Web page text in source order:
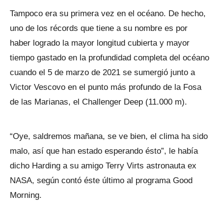
Tampoco era su primera vez en el océano. De hecho,
uno de los récords que tiene a su nombre es por
haber logrado la mayor longitud cubierta y mayor
tiempo gastado en la profundidad completa del océano
cuando el 5 de marzo de 2021 se sumergió junto a
Victor Vescovo en el punto más profundo de la Fosa
de las Marianas, el Challenger Deep (11.000 m).
“Oye, saldremos mañana, se ve bien, el clima ha sido
malo, así que han estado esperando ésto”, le había
dicho Harding a su amigo Terry Virts astronauta ex
NASA, según contó éste último al programa Good
Morning.